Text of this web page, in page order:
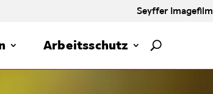
Seyffer Imagefilm
Arbeitsschutz